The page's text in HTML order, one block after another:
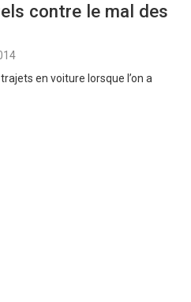
contre le mal des
lorsque l’on a